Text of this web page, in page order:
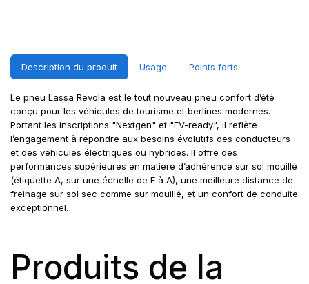
Description du produit Usage Points forts
Le pneu Lassa Revola est le tout nouveau pneu confort d’été
conçu pour les véhicules de tourisme et berlines modernes.
Portant les inscriptions "Nextgen" et "EV-ready", il reflète
l’engagement à répondre aux besoins évolutifs des conducteurs
et des véhicules électriques ou hybrides. Il offre des
performances supérieures en matière d’adhérence sur sol mouillé
(étiquette A, sur une échelle de E à A), une meilleure distance de
freinage sur sol sec comme sur mouillé, et un confort de conduite
exceptionnel.
Produits de la